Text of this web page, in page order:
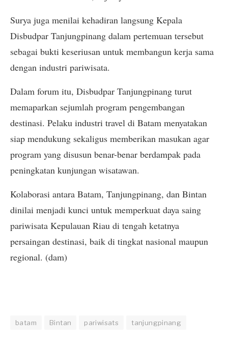
Surya juga menilai kehadiran langsung Kepala
Disbudpar Tanjungpinang dalam pertemuan tersebut
sebagai bukti keseriusan untuk membangun kerja sama
dengan industri pariwisata.
Dalam forum itu, Disbudpar Tanjungpinang turut
memaparkan sejumlah program pengembangan
destinasi. Pelaku industri travel di Batam menyatakan
siap mendukung sekaligus memberikan masukan agar
program yang disusun benar-benar berdampak pada
peningkatan kunjungan wisatawan.
Kolaborasi antara Batam, Tanjungpinang, dan Bintan
dinilai menjadi kunci untuk memperkuat daya saing
pariwisata Kepulauan Riau di tengah ketatnya
persaingan destinasi, baik di tingkat nasional maupun
regional. (dam)
batam Bintan pariwisats tanjungpinang